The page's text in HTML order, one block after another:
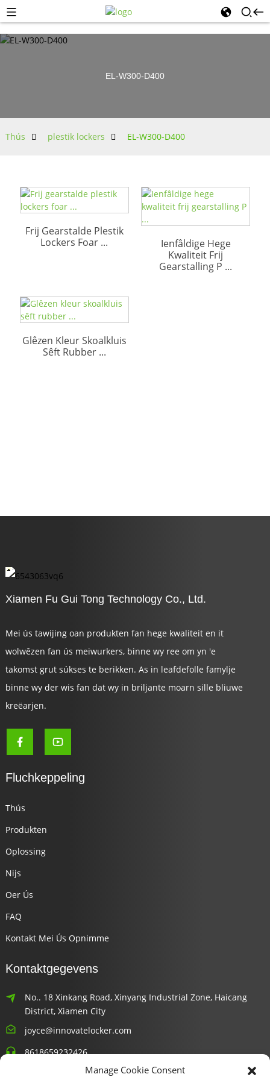
EL-W300-D400
Thús plestik lockers EL-W300-D400
Frij Gearstalde Plestik
Lockers Foar ...
Ienfâldige Hege
Kwaliteit Frij
Gearstalling P ...
Glêzen Kleur Skoalkluis
Sêft Rubber ...
Xiamen Fu Gui Tong Technology Co., Ltd.
Mei ús tawijing oan produkten fan hege kwaliteit en it
wolwêzen fan ús meiwurkers, binne wy ​​ree om yn 'e
takomst grut súkses te berikken. As in leafdefolle famylje
binne wy ​​der wis fan dat wy in briljante moarn sille bliuwe
kreëarjen.
Fluchkeppeling
Thús
Produkten
Oplossing
Nijs
Oer Ús
FAQ
Kontakt Mei Ús Opnimme
Kontaktgegevens
No.. 18 Xinkang Road, Xinyang Industrial Zone, Haicang
District, Xiamen City
joyce@innovatelocker.com
8618659232426
Manage Cookie Consent